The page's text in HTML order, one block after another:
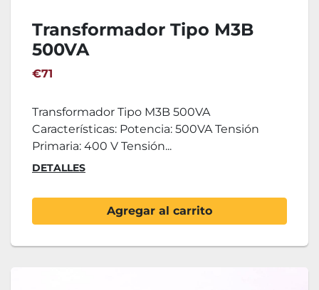
Transformador Tipo M3B
500VA
€71
Transformador Tipo M3B 500VA
Características: Potencia: 500VA Tensión
Primaria: 400 V Tensión...
DETALLES
Agregar al carrito